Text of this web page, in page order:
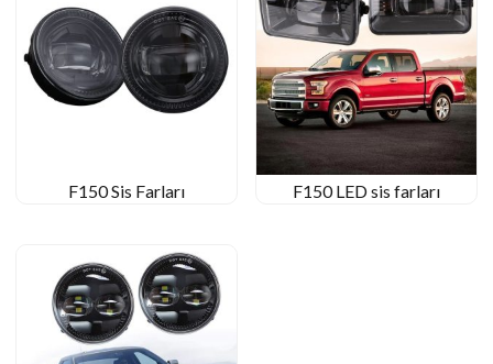
F150 Sis Farları F150 LED sis farları